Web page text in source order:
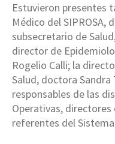
Estuvieron presentes
Médico del SIPROSA,
subsecretario de
director de
Rogelio Calli; la
Salud, doctora
responsables de las
Operativas,
referentes del